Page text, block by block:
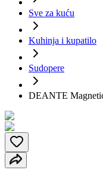
Sve za kuću
Kuhinja i kupatilo
Sudopere
DEANTE